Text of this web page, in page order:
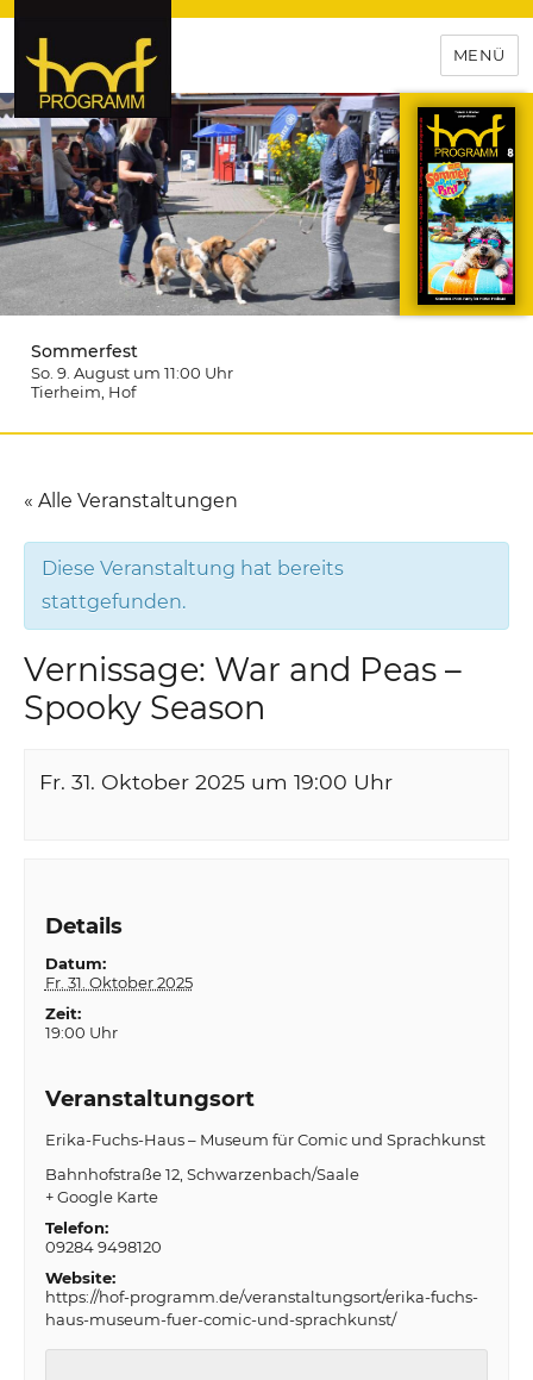
hof-programm – das
Veranstaltungsportal für
Hochfranken
MENÜ
Sommerfest
So. 9. August um 11:00 Uhr
Tierheim , Hof
« Alle Veranstaltungen
Diese Veranstaltung hat bereits
stattgefunden.
Vernissage: War and Peas –
Spooky Season
Fr. 31. Oktober 2025 um 19:00 Uhr
Details
Datum:
Fr. 31. Oktober 2025
Zeit:
19:00 Uhr
Veranstaltungsort
Erika-Fuchs-Haus – Museum für Comic und Sprachkunst
Bahnhofstraße 12 Schwarzenbach/Saale
+ Google Karte
Telefon:
09284 9498120
Website:
https://hof-programm.de/veranstaltungsort/erika-fuchs-
haus-museum-fuer-comic-und-sprachkunst/